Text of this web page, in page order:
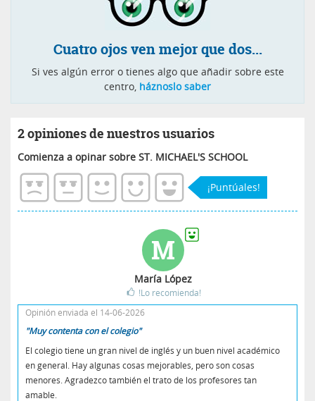
Cuatro ojos ven mejor que dos...
Si ves algún error o tienes algo que añadir sobre este
centro, háznoslo saber
2 opiniones de nuestros usuarios
Comienza a opinar sobre ST. MICHAEL'S SCHOOL
¡Puntúales!
M
María López
!Lo recomienda!
Opinión enviada el 14-06-2026
"Muy contenta con el colegio"
El colegio tiene un gran nivel de inglés y un buen nivel académico
en general. Hay algunas cosas mejorables, pero son cosas
menores. Agradezco también el trato de los profesores tan
amable.